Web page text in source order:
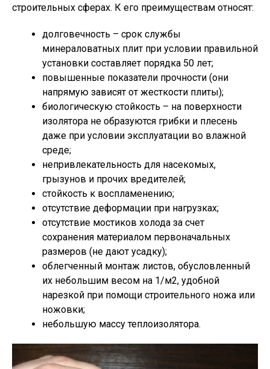
строительных сферах. К его преимуществам относят:
долговечность – срок службы
минераловатных плит при условии правильной
установки составляет порядка 50 лет;
повышенные показатели прочности (они
напрямую зависят от жесткости плиты);
биологическую стойкость – на поверхности
изолятора не образуются грибки и плесень
даже при условии эксплуатации во влажной
среде;
непривлекательность для насекомых,
грызунов и прочих вредителей;
стойкость к воспламенению;
отсутствие деформации при нагрузках;
отсутствие мостиков холода за счет
сохранения материалом первоначальных
размеров (не дают усадку);
облегченный монтаж листов, обусловленный
их небольшим весом на 1/м2, удобной
нарезкой при помощи строительного ножа или
ножовки;
небольшую массу теплоизолятора.